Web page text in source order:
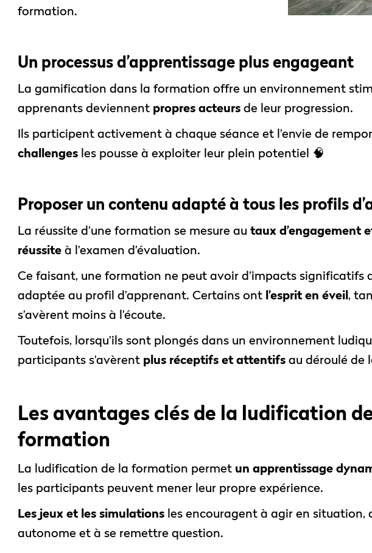
formation.
Un processus d’apprentissage plus engageant
La gamification dans la formation offre un environnement
apprenants deviennent propres acteurs de leur progression.
Ils participent activement à chaque séance et l’envie de
challenges les pousse à exploiter leur plein potentiel 🧠
Proposer un contenu adapté à tous les profils
La réussite d’une formation se mesure autaux d’engagement
réussite à l’examen d’évaluation.
Ce faisant, une formation ne peut avoir d’impacts significatifs
adaptée au profil d’apprenant. Certains ont l’esprit en éveil,
s’avèrent moins à l’écoute.
Toutefois, lorsqu’ils sont plongés dans un environnement
participants s’avèrent plus réceptifs et attentifs au déroulé de
Les avantages clés de la ludification
formation
La ludification de la formation permet un apprentissage
les participants peuvent mener leur propre expérience.
Les jeux et les simulations les encouragent à agir en situation,
autonome et à se remettre question.